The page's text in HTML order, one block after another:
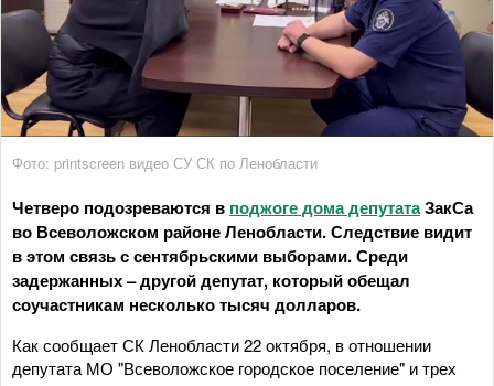
Фото: printscreen видео СУ СК по Ленобласти
Четверо подозреваются в поджоге дома депутатаЗакСа
во Всеволожском районе Ленобласти. Следствие видит
в этом связь с сентябрьскими выборами. Среди
задержанных – другой депутат, который обещал
соучастникам несколько тысяч долларов.
Как сообщает СК Ленобласти 22 октября, в отношении
депутата МО "Всеволожское городское поселение" и трех